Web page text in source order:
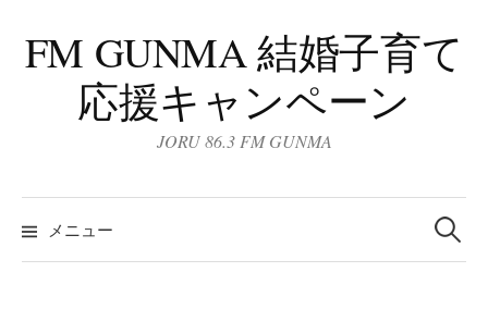
ン
テ
FM GUNMA 結婚子育て
応援キャンペーン
JORU 86.3 FM GUNMA
メニュー
検
索: